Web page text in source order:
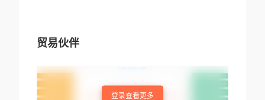
贸易伙伴
登录查看更多